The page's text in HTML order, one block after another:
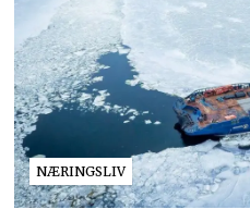
NÆRINGSLIV